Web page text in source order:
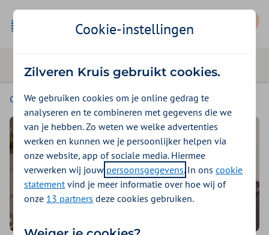
Consumenten
Cookie-instellingen
Zilveren Kruis gebruikt cookies.
We gebruiken cookies om je online gedrag te
analyseren en te combineren met gegevens die we
van je hebben. Zo weten we welke advertenties
werken en kunnen we je persoonlijker helpen via
onze website, app of sociale media. Hiermee
verwerken wij jouw persoonsgegevens. In onscookie
statementvind je meer informatie over hoe wij of
onze 13 partners deze cookies gebruiken.